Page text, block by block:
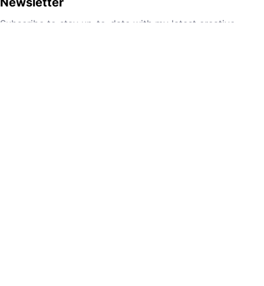
Subscribe to stay up-to-date with my latest creative